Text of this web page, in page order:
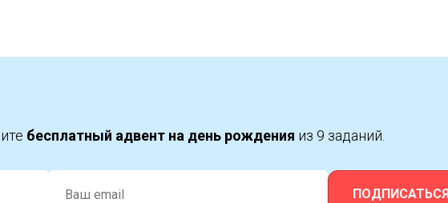
бесплатный адвент на день рождения из 9 заданий.
ПОДПИСАТЬСЯ